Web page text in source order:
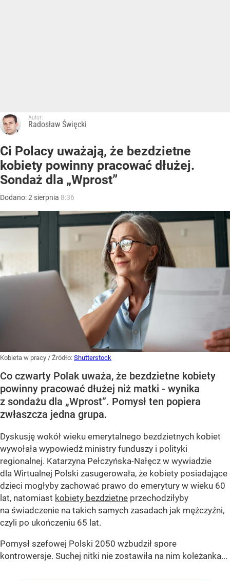
Autor:
Radosław Święcki
Ci Polacy uważają, że bezdzietne
kobiety powinny pracować dłużej.
Sondaż dla „Wprost”
Dodano:2 sierpnia 8:36
Kobieta w pracy / Źródło: Shutterstock
Co czwarty Polak uważa, że bezdzietne kobiety
powinny pracować dłużej niż matki - wynika
z sondażu dla „Wprost”. Pomysł ten popiera
zwłaszcza jedna grupa.
Dyskusję wokół wieku emerytalnego bezdzietnych kobiet
wywołała wypowiedź ministry funduszy i polityki
regionalnej. Katarzyna Pełczyńska-Nałęcz w wywiadzie
dla Wirtualnej Polski zasugerowała, że kobiety posiadające
dzieci mogłyby zachować prawo do emerytury w wieku 60
lat, natomiast kobiety bezdzietne przechodziłyby
na świadczenie na takich samych zasadach jak mężczyźni,
czyli po ukończeniu 65 lat.
Pomysł szefowej Polski 2050 wzbudził spore
kontrowersje. Suchej nitki nie zostawiła na nim koleżanka...